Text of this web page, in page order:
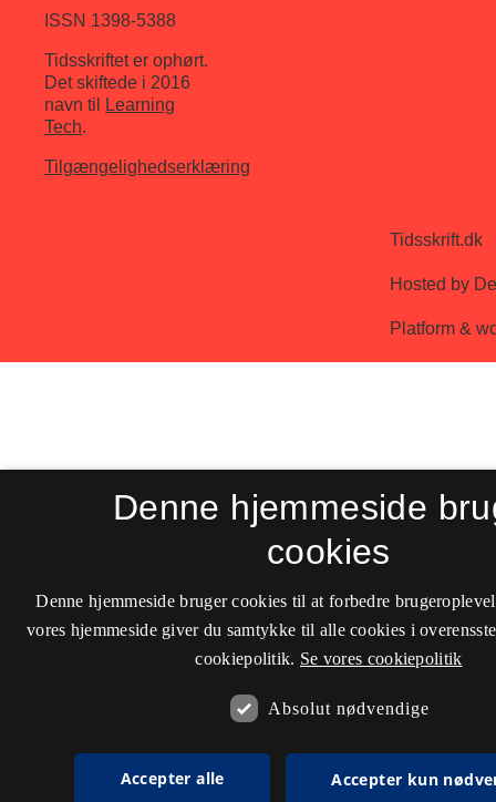
ISSN 1398-5388
Tidsskriftet er ophørt.
Det skiftede i 2016
navn til
Learning
Tech.
Tilgængelighedserklæring
Denne hjemmeside
cookies
Denne hjemmeside bruger cookies til at forbedre
vores hjemmeside giver du samtykke til alle cookies i
cookiepolitik. Se vores cookiepolitik
Absolut nødvendige
Accepter alle Accepter kun